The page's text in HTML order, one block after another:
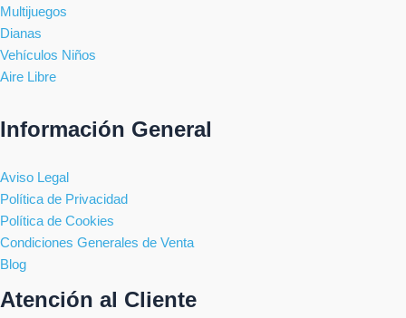
Multijuegos
Dianas
Vehículos Niños
Aire Libre
Información General
Aviso Legal
Política de Privacidad
Política de Cookies
Condiciones Generales de Venta
Blog
Atención al Cliente